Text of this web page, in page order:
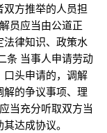
方推举的人员担
应当由公道正
律知识、政策水
当事人申请劳动
头申请的，调解
的争议事项、理
充分听取双方当
助其达成协议。